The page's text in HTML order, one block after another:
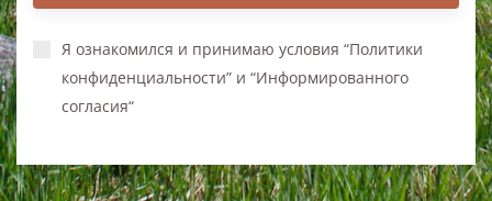
Я ознакомился и принимаю условия “Политики
конфиденциальности” и “Информированного
согласия“